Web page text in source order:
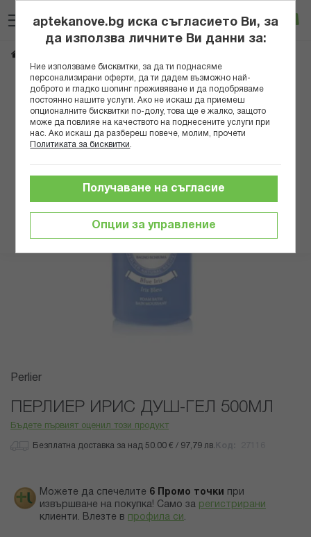
към
съдържанието
Вход
Преминете
края
галерията
Преминете
началото
Perlier
ПЕРЛИЕР ИРИС ДУШ-ГЕЛ 500МЛ
Бъдете първият оценил този продукт
Безплатна доставка за над 50.00 € / 97,79 лв.
Можете да спечелите 6 Промо точки
при
извършване на покупка! Само за регистрирани
клиенти. Влезте в профила си .
aptekanove.bg иска съгласието Ви, за
да използва личните Ви данни за:
Ние използваме бисквитки, за да ти поднасяме
персонализирани оферти, да ти дадем възможно най-
доброто и гладко шопинг преживяване и да подобряваме
постоянно нашите услуги. Ако не искаш да приемеш
опционалните бисквитки по-долу, това ще е жалко, защото
може да повлияе на качеството на поднесените услуги при
нас. Ако искаш да разбереш повече, молим, прочети
Политиката за бисквитки
Опции за управление
Получаване на съгласие